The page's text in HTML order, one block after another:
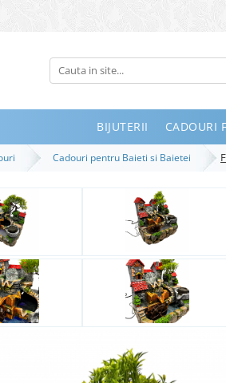
BIJUTERII CADOURI
Cadouri pentru Baieti si Baietei